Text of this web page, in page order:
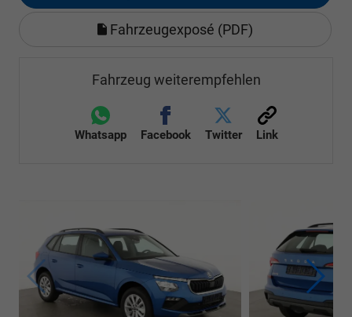
Fahrzeugexposé (PDF)
Fahrzeug weiterempfehlen
Whatsapp Facebook Twitter Link